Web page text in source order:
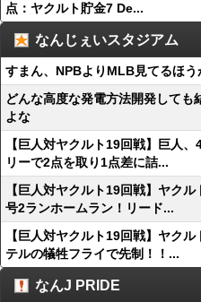
点：ヤクルト貯金7 De...
なんじぇいスタジアム
すまん、NPBよりMLB見てるほう
どんな高度な発電方法開発して
よな
【巨人対ヤクルト19回戦】巨人
リーで2点を取り1点差に詰...
【巨人対ヤクルト19回戦】ヤク
号2ランホームラン！リード...
【巨人対ヤクルト19回戦】ヤク
テルの犠牲フライで先制！！...
なんJ PRIDE